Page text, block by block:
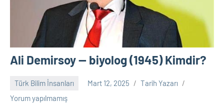
Ali Demirsoy — biyolog (1945) Kimdir?
Türk Bilim İnsanları Mart 12, 2025
Tarih Yazarı
Yorum yapılmamış